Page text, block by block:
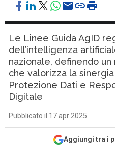
Le Linee Guida AgID
dell’intelligenza
nazionale, definendo
che valorizza la
Protezione Dati e
Digitale
Pubblicato il 17 apr 2025
Aggiungi tra i